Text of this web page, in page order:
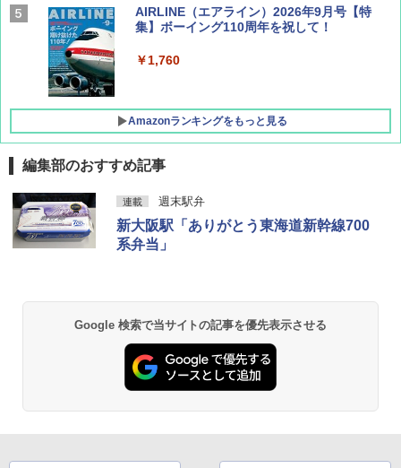
AIRLINE（エアライン）2026年9月号【特
集】ボーイング110周年を祝して！
￥1,760
Amazonランキングをもっと見る
D40 地球の歩き方 チェンマイ タイ北部の魅
力的な町 2026～2027 地球の歩き方D アジア
￥2,079
A09 地球の歩き方 イタリア 2026～2027 地
球の歩き方A ヨーロッパ
￥2,479
[キャンパーズコレクション 山善] ポップアッ
プテント 傘みたいに広げて畳める パッとサ
ッとサンシェード キューブ フルクローズ メ
ッシュ 簡単設置 ワンタッチテント キャンプ
&ハイキング カーキ PATC-150(KH)
ト プライバシー テント 【中が透けない】 1
人用 折りたたみ 防災グッズ 災害用トイレ ビ
ーチ ピクニック ポップアップテント 携帯 簡
DEWEL パラソル 大型 ビーチ アウトドアパ
ラソル ガーデン サイトシート付 折りたたみ
防水 UVカット 4段階高さ調整 軽量 収納袋付
き
BUNDOK(バンドック)ソロ ドーム 1 EX BDK
レーム テント
￥14,800
編集部のおすすめ記事
連載 週末駅弁
新大阪駅「ありがとう東海道新幹線700
系弁当」
Google 検索で当サイトの記事を優先表示させる